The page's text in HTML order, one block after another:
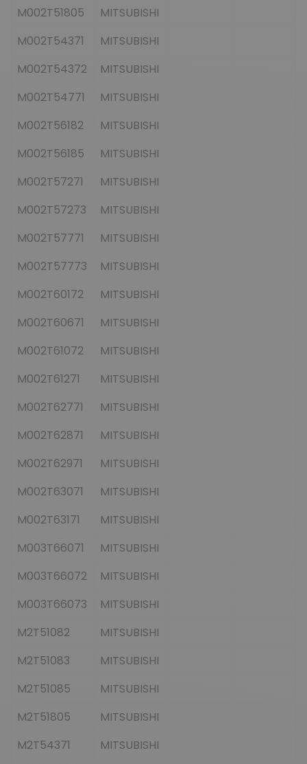
M002T51805
MITSUBISHI
M002T54371
MITSUBISHI
M002T54372
MITSUBISHI
M002T54771
MITSUBISHI
M002T56182
MITSUBISHI
M002T56185
MITSUBISHI
M002T57271
MITSUBISHI
M002T57273
MITSUBISHI
M002T57771
MITSUBISHI
M002T57773
MITSUBISHI
M002T60172
MITSUBISHI
M002T60671
MITSUBISHI
M002T61072
MITSUBISHI
M002T61271
MITSUBISHI
M002T62771
MITSUBISHI
M002T62871
MITSUBISHI
M002T62971
MITSUBISHI
M002T63071
MITSUBISHI
M002T63171
MITSUBISHI
M003T66071
MITSUBISHI
M003T66072
MITSUBISHI
M003T66073
MITSUBISHI
M2T51082
MITSUBISHI
M2T51083
MITSUBISHI
M2T51085
MITSUBISHI
M2T51805
MITSUBISHI
M2T54371
MITSUBISHI